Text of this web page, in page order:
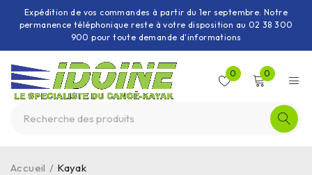
Expédition de vos commandes à partir du 1er septembre. Notre
permanence téléphonique reste à votre disposition au 02 38 300
900 pour toute demande d'informations
0 0
Accueil / Kayak